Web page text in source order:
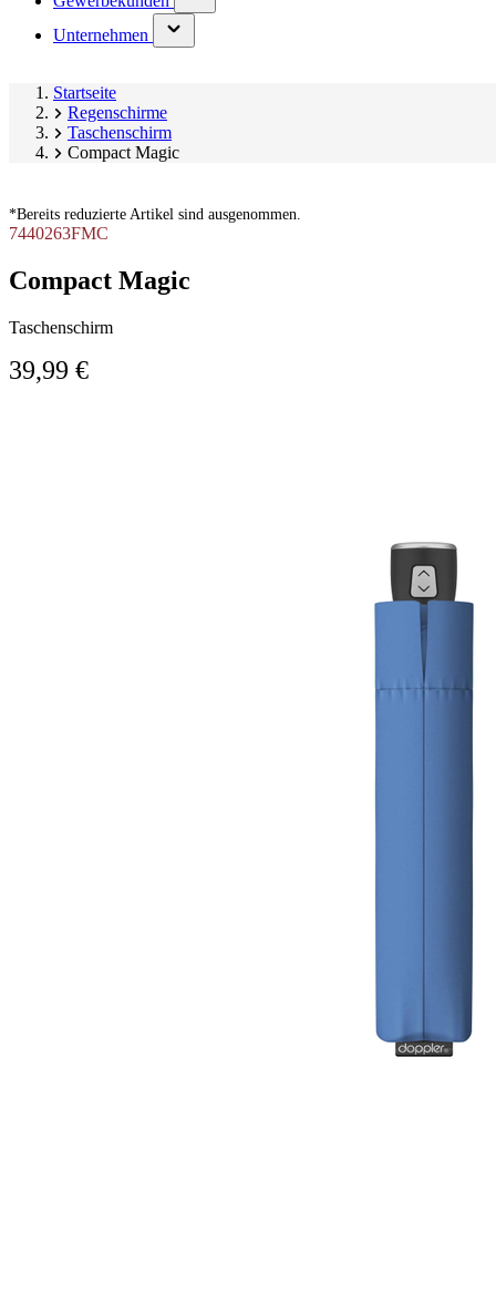
submenu)
Unternehmen
(has
submenu)
Startseite
Regenschirme
Taschenschirm
Compact Magic
*Bereits reduzierte Artikel sind ausgenommen.
7440263FMC
Compact Magic
Taschenschirm
39,99 €